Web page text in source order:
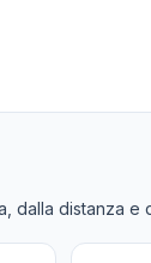
dalla distanza